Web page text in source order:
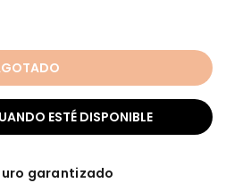
ESTÉ DISPONIBLE
garantizado